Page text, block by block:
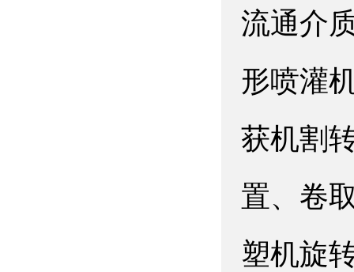
流通介
形喷灌
获机割
置、卷
塑机旋